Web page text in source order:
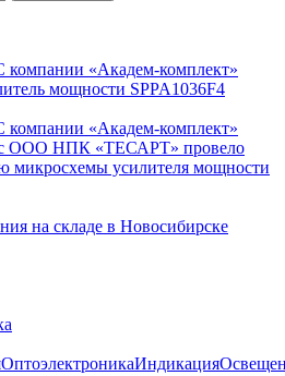
компании «Академ-комплект»
мощности SPPA1036F4
компании «Академ-комплект»
с ООО НПК «ТЕСАРТ» провело
микросхемы усилителя мощности
на складе в Новосибирске
ОптоэлектроникаИндикация